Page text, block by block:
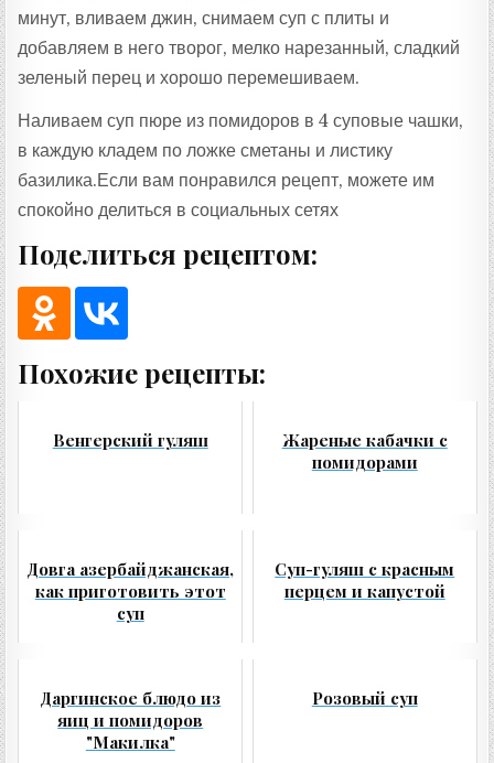
минут, вливаем джин, снимаем суп с плиты и
добавляем в него творог, мелко нарезанный, сладкий
зеленый перец и хорошо перемешиваем.
Наливаем суп пюре из помидоров в 4 суповые чашки,
в каждую кладем по ложке сметаны и листику
базилика.Если вам понравился рецепт, можете им
спокойно делиться в социальных сетях
Поделиться рецептом:
Похожие рецепты:
Венгерский гуляш
Жареные кабачки с
помидорами
Довга азербайджанская,
как приготовить этот
суп
Суп-гуляш с красным
перцем и капустой
Даргинское блюдо из
яиц и помидоров
"Макилка"
Розовый суп